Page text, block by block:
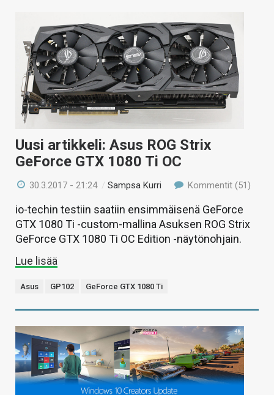
Uusi artikkeli: Asus ROG Strix
GeForce GTX 1080 Ti OC
30.3.2017 - 21:24 /Sampsa Kurri Kommentit (51)
io-techin testiin saatiin ensimmäisenä GeForce
GTX 1080 Ti -custom-mallina Asuksen ROG Strix
GeForce GTX 1080 Ti OC Edition -näytönohjain.
Lue lisää
Asus GP102 GeForce GTX 1080 Ti